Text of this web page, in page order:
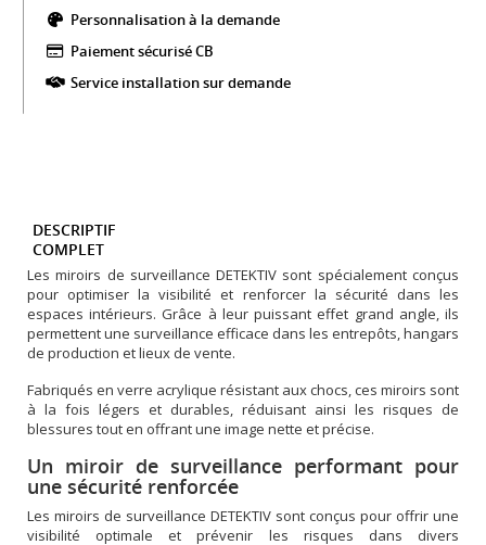
Personnalisation à la demande
Paiement sécurisé CB​
Service installation sur demande
DESCRIPTIF
COMPLET
Les miroirs de surveillance DETEKTIV sont spécialement conçus
pour optimiser la visibilité et renforcer la sécurité dans les
espaces intérieurs. Grâce à leur puissant effet grand angle, ils
permettent une surveillance efficace dans les entrepôts, hangars
de production et lieux de vente.
Fabriqués en verre acrylique résistant aux chocs, ces miroirs sont
à la fois légers et durables, réduisant ainsi les risques de
blessures tout en offrant une image nette et précise.
Un miroir de surveillance performant pour
une sécurité renforcée
Les miroirs de surveillance DETEKTIV sont conçus pour offrir une
visibilité optimale et prévenir les risques dans divers